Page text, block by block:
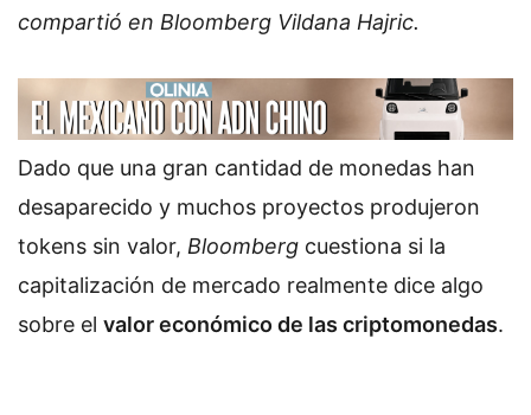
compartió en Bloomberg Vildana Hajric.
Dado que una gran cantidad de monedas han
desaparecido y muchos proyectos produjeron
tokens sin valor, Bloomberg cuestiona si la
capitalización de mercado realmente dice algo
sobre el valor económico de las criptomonedas.